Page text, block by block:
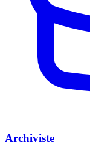
Archiviste